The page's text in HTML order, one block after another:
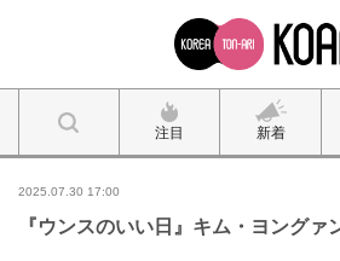
注目 新着
2025.07.30 17:00
『ウンスのいい日』キム・ヨングァ